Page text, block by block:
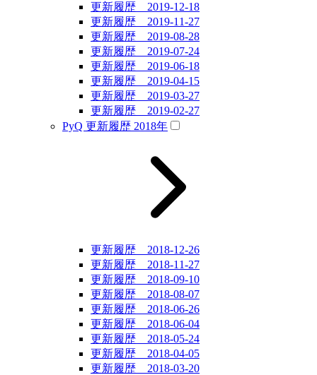
更新履歴 2019-12-18
更新履歴 2019-11-27
更新履歴 2019-08-28
更新履歴 2019-07-24
更新履歴 2019-06-18
更新履歴 2019-04-15
更新履歴 2019-03-27
更新履歴 2019-02-27
PyQ 更新履歴 2018年
更新履歴 2018-12-26
更新履歴 2018-11-27
更新履歴 2018-09-10
更新履歴 2018-08-07
更新履歴 2018-06-26
更新履歴 2018-06-04
更新履歴 2018-05-24
更新履歴 2018-04-05
更新履歴 2018-03-20